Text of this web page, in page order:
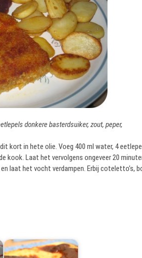
donkere basterdsuiker, zout, peper,
kort in hete olie. Voeg 400 ml water, 4
kook. Laat het vervolgens ongeveer 20
laat het vocht verdampen. Erbij coteletto’s,